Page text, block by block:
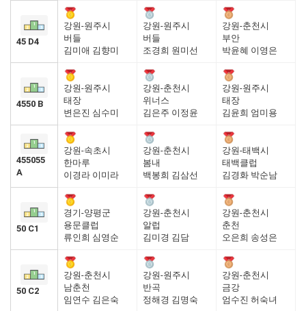
45 D4
강원-원주시
버들
김미애 김향미
강원-원주시
버들
조경희 원미선
강원-춘천시
부안
박윤혜 이영은
4550 B
강원-원주시
태장
변은진 심수미
강원-춘천시
위너스
김은주 이정윤
강원-원주시
태장
김윤희 엄미용
455055
A
강원-속초시
한마루
이경라 이미라
강원-춘천시
봄내
백봉희 김삼선
강원-태백시
태백클럽
김경화 박순남
50 C1
경기-양평군
용문클럽
류인희 심영순
강원-춘천시
알럽
김미경 김담
강원-춘천시
춘천
오은희 송성은
50 C2
강원-춘천시
남춘천
임연수 김은숙
강원-원주시
반곡
정해경 김명숙
강원-춘천시
금강
엄수진 허숙녀